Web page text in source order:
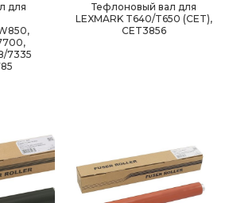
для
7335
Тефлоновый вал для
LEXMARK T640/T650 (CET),
CET3856